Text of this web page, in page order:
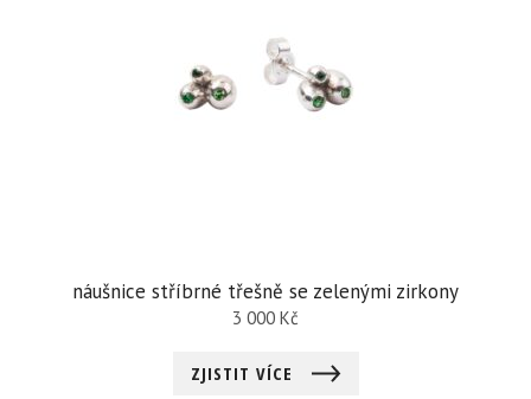
náušnice stříbrné třešně se zelenými zirkony
3 000 Kč
ZJISTIT VÍCE